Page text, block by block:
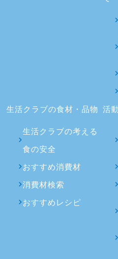
生活クラブの食材・品物
生活クラブの考える
食の安全
おすすめ消費材
消費材検索
おすすめレシピ
活